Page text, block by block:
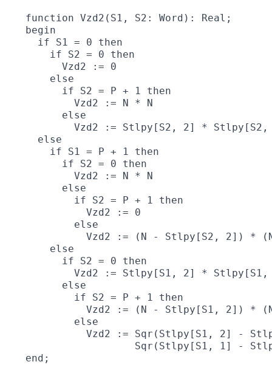
function Vzd2(S1, S2: Word): Real;
begin
   if S1 = 0 then
     if S2 = 0 then
       Vzd2 := 0
     else
       if S2 = P + 1 then
         Vzd2 := N * N
       else
Vzd2 := Stlpy[S2, 2] * Stlpy[S2,
   else
     if S1 = P + 1 then
       if S2 = 0 then
         Vzd2 := N * N
       else
         if S2 = P + 1 then
           Vzd2 := 0
         else
Vzd2 := (N - Stlpy[S2, 2]) *
     else
       if S2 = 0 then
Vzd2 := Stlpy[S1, 2] * Stlpy[S1,
       else
         if S2 = P + 1 then
Vzd2 := (N - Stlpy[S1, 2]) *
         else
Vzd2 := Sqr(Stlpy[S1, 2] -
Sqr(Stlpy[S1, 1] -
end;